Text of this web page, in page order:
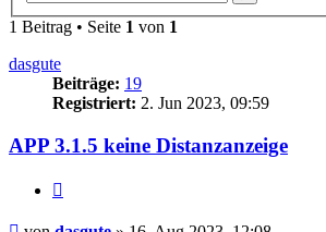
1 Beitrag • Seite 1 von 1
dasgute
Beiträge: 19
Registriert: 2. Jun 2023, 09:59
APP 3.1.5 keine Distanzanzeige
Beitrag